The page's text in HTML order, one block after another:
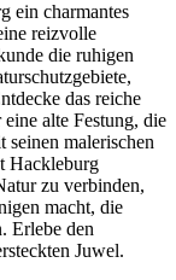
ein charmantes
reizvolle
die ruhigen
das reiche
alte Festung, die
seinen malerischen
Hackleburg
zu verbinden,
macht, die
Erlebe den
Juwel.